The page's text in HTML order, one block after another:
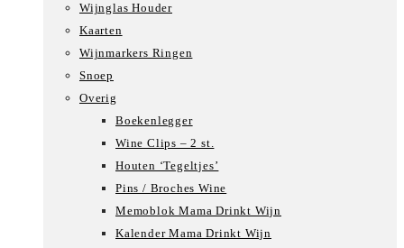
Wijnglas Houder
Kaarten
Wijnmarkers Ringen
Snoep
Overig
Boekenlegger
Wine Clips – 2 st.
Houten ‘Tegeltjes’
Pins / Broches Wine
Memoblok Mama Drinkt Wijn
Kalender Mama Drinkt Wijn